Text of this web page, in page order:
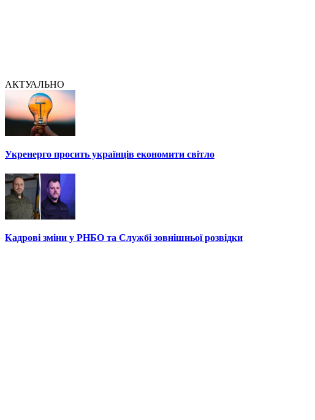
АКТУАЛЬНО
Укренерго просить українців економити світло
Кадрові зміни у РНБО та Службі зовнішньої розвідки